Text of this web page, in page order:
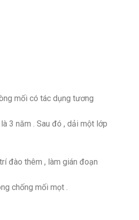
mối có tác dụng tương
3 năm . Sau đó , dải một lớp
đào thêm , làm gián đoạn
chống mối mọt .